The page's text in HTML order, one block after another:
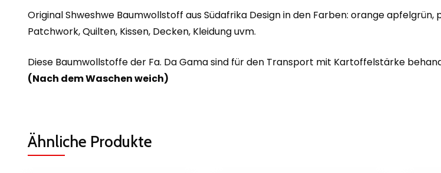
Original Shweshwe Baumwollstoff aus Südafrika Design in den Farben: orange apfelgrün,
Patchwork, Quilten, Kissen, Decken, Kleidung uvm.
Diese Baumwollstoffe der Fa. Da Gama sind für den Transport mit Kartoffelstärke
(Nach dem Waschen weich)
Ähnliche Produkte